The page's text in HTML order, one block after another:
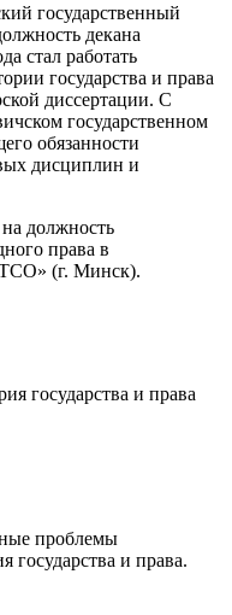
государственный
декана
стал работать
государства и права
диссертации. С
государственном
обязанности
дисциплин и
должность
права в
(г. Минск).
государства и права
проблемы
государства и права.